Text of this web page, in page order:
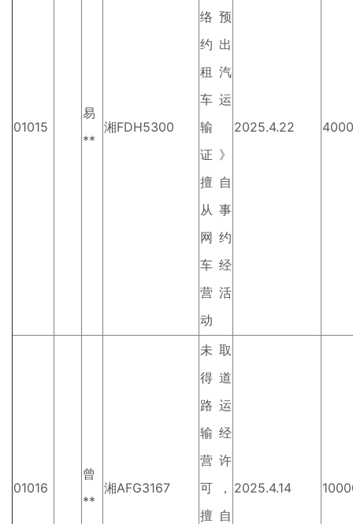
01015
易
**
湘FDH5300
络预
约出
租汽
车运
输
证》
擅自
从事
网约
车经
营活
动
2025.4.22 4000
01016
曾
**
湘AFG3167
未取
得道
路运
输经
营许
可，
擅自
2025.4.14